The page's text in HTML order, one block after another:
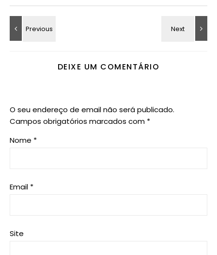
DEIXE UM COMENTÁRIO
O seu endereço de email não será publicado.
Campos obrigatórios marcados com *
Nome *
Email *
Site